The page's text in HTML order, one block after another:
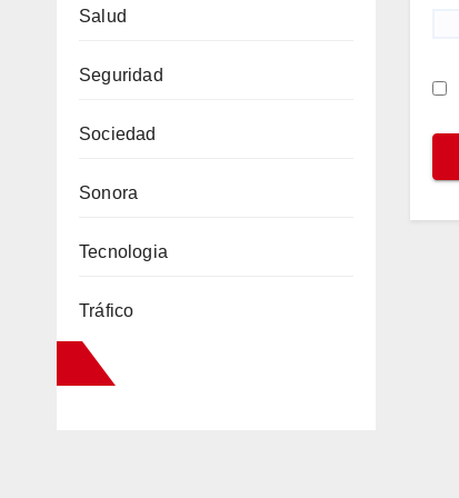
Salud
Seguridad
Sociedad
Sonora
Tecnologia
Tráfico